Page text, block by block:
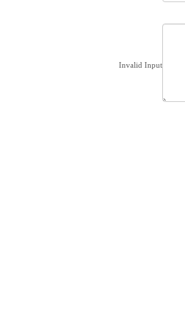
Invalid Input